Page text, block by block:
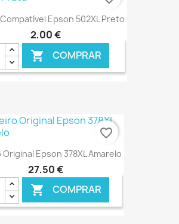
Epson 502XL Preto
2,00 €
 COMPRAR
€ ONLINE
Epson 378XL Amarelo
27,50 €
 COMPRAR
favorite_border